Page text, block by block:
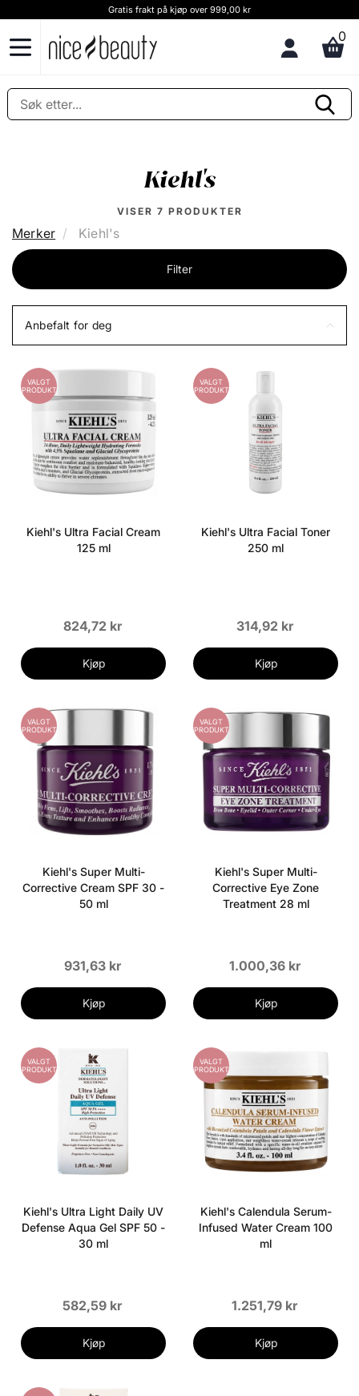
Gratis frakt på kjøp over 999,00 kr
0
Kiehl's
VISER 7 PRODUKTER
Merker Kiehl's
Filter
Anbefalt for deg
VALGT
PRODUKT
Kiehl's Ultra Facial Cream
125 ml
824,72 kr
Kjøp
VALGT
PRODUKT
Kiehl's Ultra Facial Toner
250 ml
314,92 kr
Kjøp
VALGT
PRODUKT
Kiehl's Super Multi-
Corrective Cream SPF 30 -
50 ml
931,63 kr
Kjøp
VALGT
PRODUKT
Kiehl's Super Multi-
Corrective Eye Zone
Treatment 28 ml
1.000,36 kr
Kjøp
VALGT
PRODUKT
Kiehl's Ultra Light Daily UV
Defense Aqua Gel SPF 50 -
30 ml
582,59 kr
Kjøp
VALGT
PRODUKT
Kiehl's Calendula Serum-
Infused Water Cream 100
ml
1.251,79 kr
Kjøp